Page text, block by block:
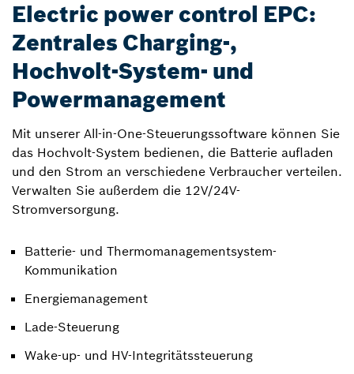
Electric power control EPC:
Zentrales Charging-,
Hochvolt-System- und
Powermanagement
Mit unserer All-in-One-Steuerungssoftware können Sie
das Hochvolt-System bedienen, die Batterie aufladen
und den Strom an verschiedene Verbraucher verteilen.
Verwalten Sie außerdem die 12V/24V-
Stromversorgung.
Batterie- und Thermomanagementsystem-
Kommunikation
Energiemanagement
Lade-Steuerung
Wake-up- und HV-Integritätssteuerung